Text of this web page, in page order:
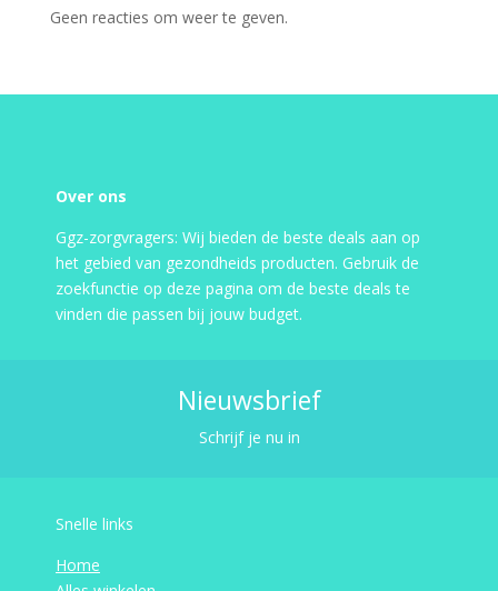
Geen reacties om weer te geven.
Over ons
Ggz-zorgvragers: Wij bieden de beste deals aan op
het gebied van gezondheids producten. Gebruik de
zoekfunctie op deze pagina om de beste deals te
vinden die passen bij jouw budget.
Nieuwsbrief
Schrijf je nu in
Snelle links
Home